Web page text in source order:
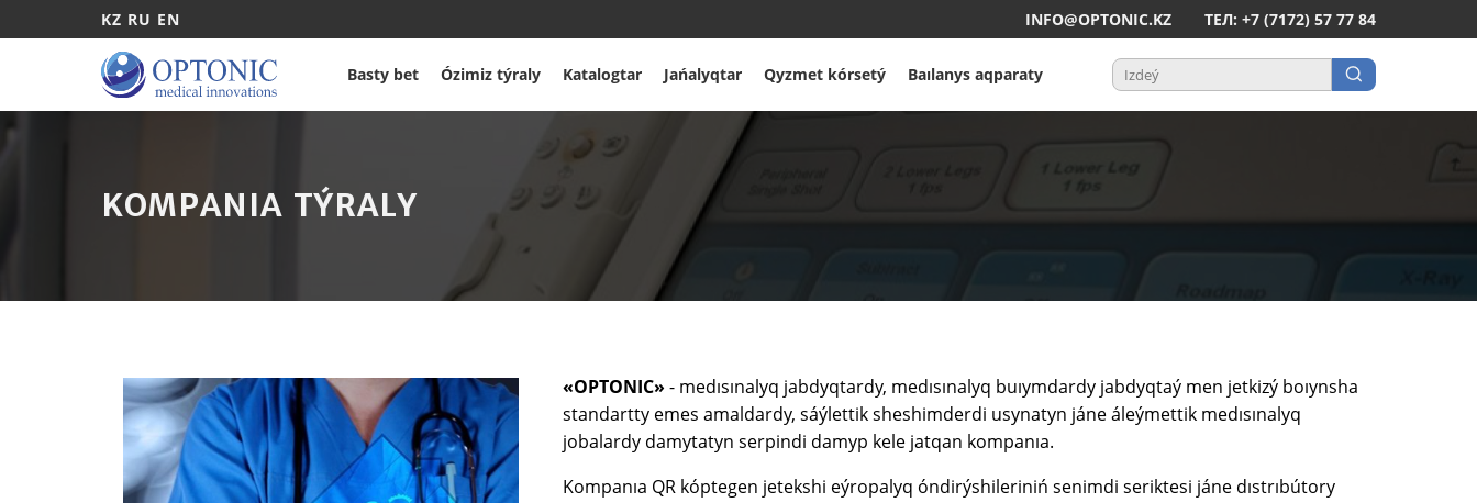
KZ RU EN INFO@OPTONIC.KZ ТЕЛ: +7 (7172) 57 77 84
Basty bet Ózimiz týraly Katalogtar Jańalyqtar Qyzmet kórsetý Baılanys aqparaty
KOMPANIA TÝRALY
«OPTONIC» - medısınalyq jabdyqtardy, medısınalyq buıymdardy jabdyqtaý men jetkizý boıynsha
standartty emes amaldardy, sáýlettik sheshimderdi usynatyn jáne áleýmettik medısınalyq
jobalardy damytatyn serpindi damyp kele jatqan kompanıa.
Kompanıa QR kóptegen jetekshi eýropalyq óndirýshileriniń senimdi seriktesi jáne dıstrıbútory